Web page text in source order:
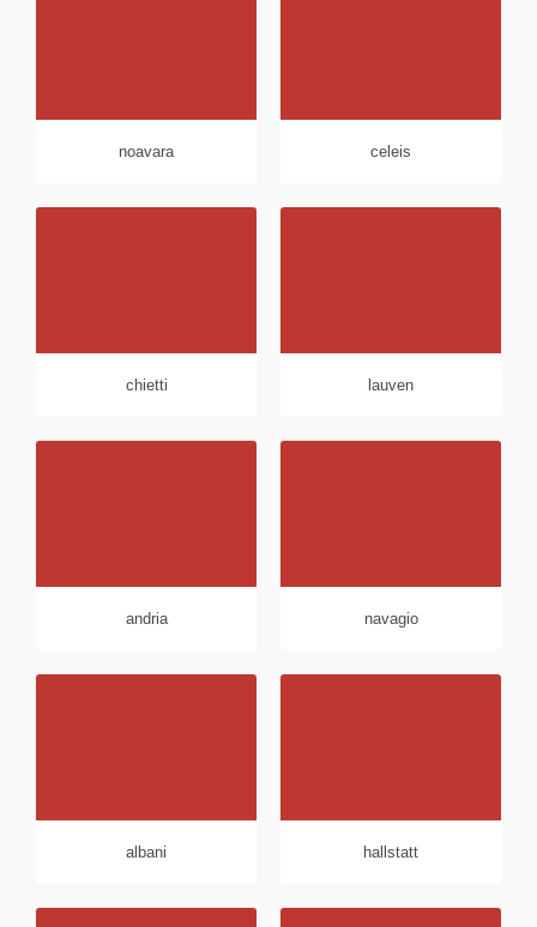
noavara celeis
chietti lauven
andria navagio
albani hallstatt